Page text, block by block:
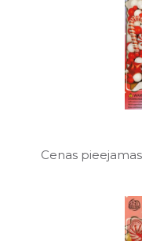
Cenas